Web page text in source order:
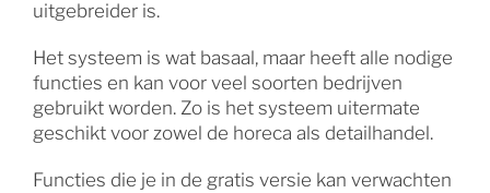
uitgebreider is.
Het systeem is wat basaal, maar heeft alle nodige
functies en kan voor veel soorten bedrijven
gebruikt worden. Zo is het systeem uitermate
geschikt voor zowel de horeca als detailhandel.
Functies die je in de gratis versie kan verwachten